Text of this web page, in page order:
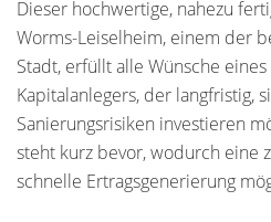
Dieser hochwertige, nahezu
Worms-Leiselheim, einem der
Stadt, erfüllt alle Wünsche
Kapitalanlegers, der langfristig,
Sanierungsrisiken investieren
steht kurz bevor, wodurch eine
schnelle Ertragsgenerierung